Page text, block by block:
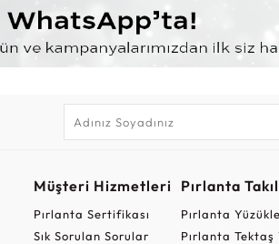
Müşteri Hizmetleri
Pırlanta Sertifikası
Sık Sorulan Sorular
Pırlanta
Pırlanta
Pırlanta Tektaş